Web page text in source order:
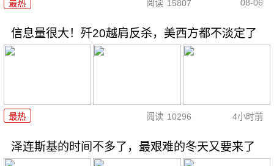
最热 阅读 15807 08-06
信息量很大！歼20越肩反杀，美西方都不淡定了
最热 阅读 10296 4小时前
泽连斯基的时间不多了，最艰难的冬天又要来了